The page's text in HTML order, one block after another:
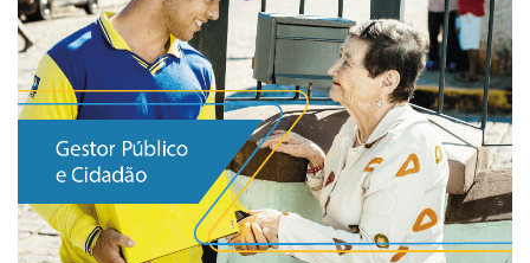
urbana e rural, na sua grande maioria.
Cidades com CEP único devem utilizar este
mesmo código para envios destinados a área
rural. As cidades codificadas por logradouros, que
possuem área rural, receberam o CEP específico
para identificá-las. Como o CEP para área rural
tem a finalidade exclusiva para ser usado no
cadastramento de endereços rurais, ele foi
associado a toda extensão rural de cada distrito